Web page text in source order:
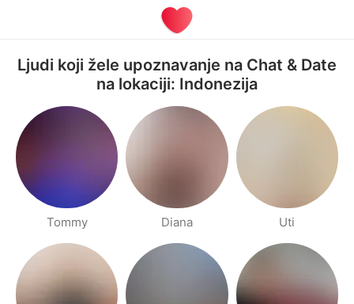
Ljudi koji žele upoznavanje na Chat & Date
na lokaciji: Indonezija
Tommy Diana Uti